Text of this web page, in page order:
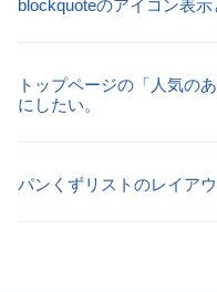
blockquoteのアイコン表
トップページの「人気の
にしたい。
パンくずリストのレイア